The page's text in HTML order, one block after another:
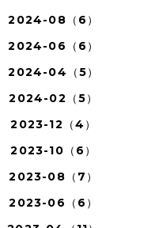
2024-08（6）
2024-06（6）
2024-04（5）
2024-02（5）
2023-12（4）
2023-10（6）
2023-08（7）
2023-06（6）